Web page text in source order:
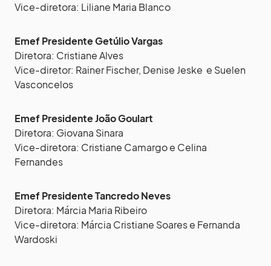
Vice-diretora: Liliane Maria Blanco
Emef Presidente Getúlio Vargas
Diretora: Cristiane Alves
Vice-diretor: Rainer Fischer, Denise Jeske e Suelen
Vasconcelos
Emef Presidente João Goulart
Diretora: Giovana Sinara
Vice-diretora: Cristiane Camargo e Celina
Fernandes
Emef Presidente Tancredo Neves
Diretora: Márcia Maria Ribeiro
Vice-diretora: Márcia Cristiane Soares e Fernanda
Wardoski